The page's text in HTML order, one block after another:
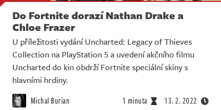
Do Fortnite dorazí Nathan Drake a
Chloe Frazer
U příležitosti vydání Uncharted: Legacy of Thieves
Collection na PlayStation 5 a uvedení akčního filmu
Uncharted do kin obdrží Fortnite speciální skiny s
hlavními hrdiny.
Michal Burian 1 minuta 13. 2. 2022